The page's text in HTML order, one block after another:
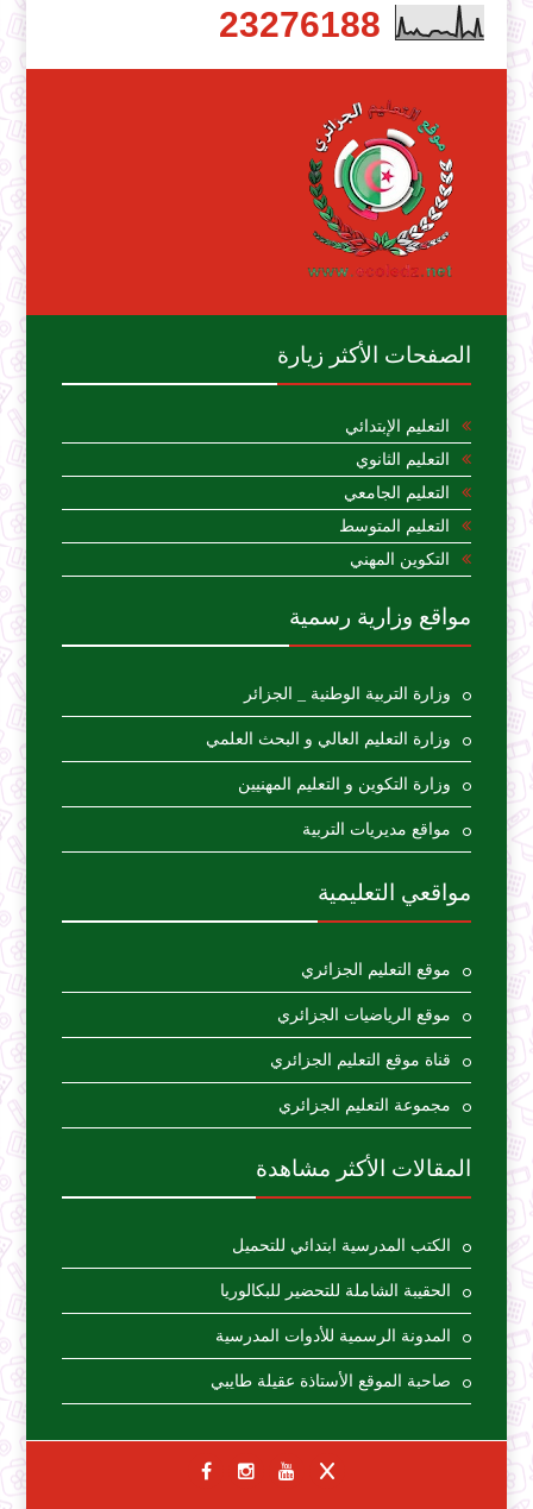
23276188
الصفحات الأكثر زيارة
التعليم الإبتدائي
التعليم الثانوي
التعليم الجامعي
التعليم المتوسط
التكوين المهني
مواقع وزارية رسمية
وزارة التربية الوطنية _ الجزائر
وزارة التعليم العالي و البحث العلمي
وزارة التكوين و التعليم المهنيين
مواقع مديريات التربية
مواقعي التعليمية
موقع التعليم الجزائري
موقع الرياضيات الجزائري
قناة موقع التعليم الجزائري
مجموعة التعليم الجزائري
المقالات الأكثر مشاهدة
الكتب المدرسية ابتدائي للتحميل
الحقيبة الشاملة للتحضير للبكالوريا
المدونة الرسمية للأدوات المدرسية
صاحبة الموقع الأستاذة عقيلة طايبي